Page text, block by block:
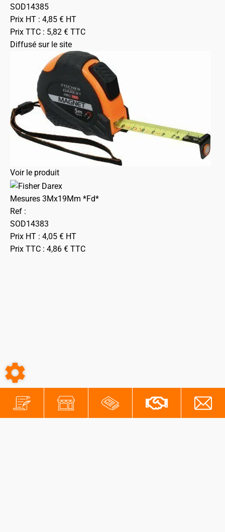
SOD14385
Prix HT : 4,85 € HT
Prix TTC : 5,82 € TTC
Diffusé sur le site
Voir le produit
Mesures 3Mx19Mm *Fd*
Ref :
SOD14383
Prix HT : 4,05 € HT
Prix TTC : 4,86 € TTC